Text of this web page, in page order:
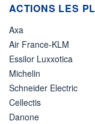
ACTIONS LES
Axa
Air France-KLM
Essilor Luxxotica
Michelin
Schneider Electric
Cellectis
Danone